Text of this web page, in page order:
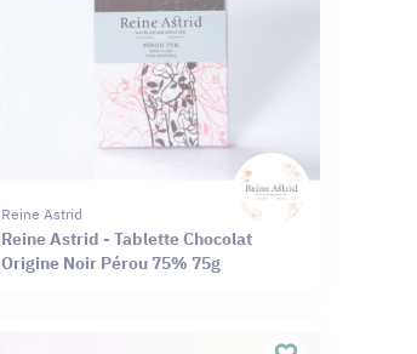
Reine Astrid
Reine Astrid - Tablette Chocolat
Origine Noir Pérou 75% 75g